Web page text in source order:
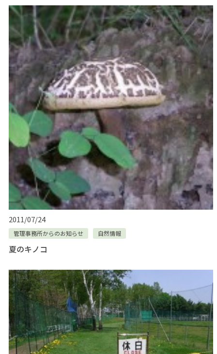
2011/07/24
管理事務所からのお知らせ 自然情報
夏のキノコ